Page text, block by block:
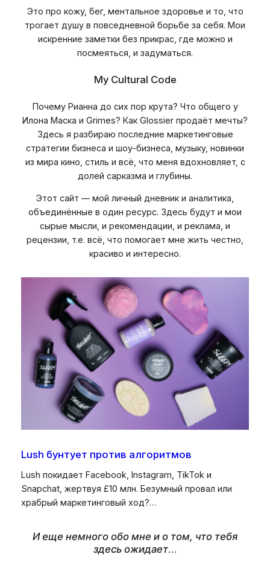
Это про кожу, бег, ментальное здоровье и то, что
трогает душу в повседневной борьбе за себя. Мои
искренние заметки без прикрас, где можно и
посмеяться, и задуматься.
My Cultural Code
Почему Рианна до сих пор крута? Что общего у
Илона Маска и Grimes? Как Glossier продаёт мечты?
Здесь я разбираю последние маркетинговые
стратегии бизнеса и шоу-бизнеса, музыку, новинки
из мира кино, стиль и всё, что меня вдохновляет, с
долей сарказма и глубины.
Этот сайт — мой личный дневник и аналитика,
объединённые в один ресурс. Здесь будут и мои
сырые мысли, и рекомендации, и реклама, и
рецензии, т.е. всё, что помогает мне жить честно,
красиво и интересно.
Lush бунтует против алгоритмов
Lush покидает Facebook, Instagram, TikTok и
Snapchat, жертвуя £10 млн. Безумный провал или
храбрый маркетинговый ход?…
И еще немного обо мне и о том, что тебя
здесь ожидает…